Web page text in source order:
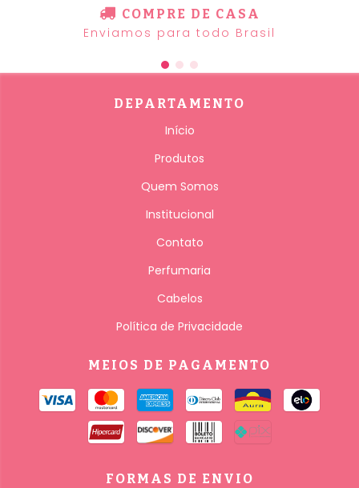
COMPRE DE CASA
Enviamos para todo Brasil
DEPARTAMENTO
Início
Produtos
Quem Somos
Institucional
Contato
Perfumaria
Cabelos
Política de Privacidade
MEIOS DE PAGAMENTO
FORMAS DE ENVIO